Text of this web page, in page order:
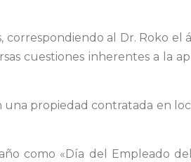
al Dr. Roko el
cuestiones inherentes a la
una propiedad contratada en
como «Día del Empleado